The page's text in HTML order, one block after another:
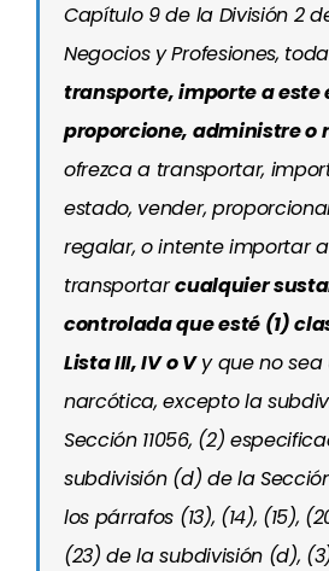
Capítulo 9 de la División 2
Negocios y Profesiones,
transporte, importe a este
proporcione, administre o
ofrezca a transportar,
estado, vender,
regalar, o intente importar
transportarcualquier
controlada que esté (1)
Lista III, IV o Vy que no sea
narcótica, excepto la
Sección 11056, (2)
subdivisión (d) de la
los párrafos (13), (14), (15),
(23) de la subdivisión (d),